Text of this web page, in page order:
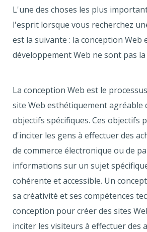
L'une des choses les plus
l'esprit lorsque vous recherchez
est la suivante : la conception Web
développement Web ne sont pas la
La conception Web est le
site Web esthétiquement agréable
objectifs spécifiques. Ces objectifs
d'inciter les gens à effectuer des
de commerce électronique ou de
informations sur un sujet
cohérente et accessible. Un
sa créativité et ses compétences
conception pour créer des sites
inciter les visiteurs à effectuer des